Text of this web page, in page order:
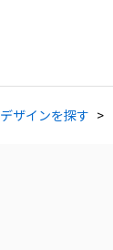
デザインを探す